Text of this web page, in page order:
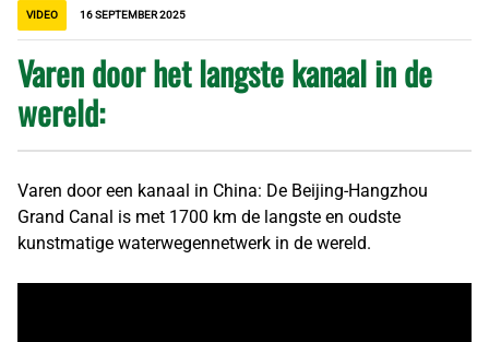
VIDEO 16 SEPTEMBER 2025
Varen door het langste kanaal in de
wereld:
Varen door een kanaal in China: De Beijing-Hangzhou
Grand Canal is met 1700 km de langste en oudste
kunstmatige waterwegennetwerk in de wereld.